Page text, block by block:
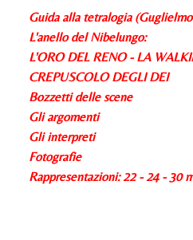
Guida alla tetralogia
L'anello del Nibelungo:
L'ORO DEL RENO - LA
CREPUSCOLO DEGLI DEI
Bozzetti delle scene
Gli argomenti
Gli interpreti
Fotografie
Rappresentazioni: 22 - 24 - 30